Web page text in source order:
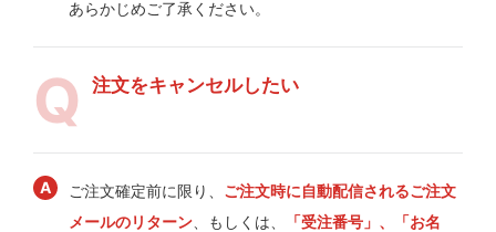
あらかじめご了承ください。
注文をキャンセルしたい
ご注文確定前に限り、 ご注文時に自動配信されるご注文
メールのリターン 、もしくは、
「受注番号」、「お名